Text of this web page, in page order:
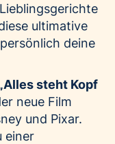
ultimative
deine
steht Kopf
neue Film
und Pixar.
einer